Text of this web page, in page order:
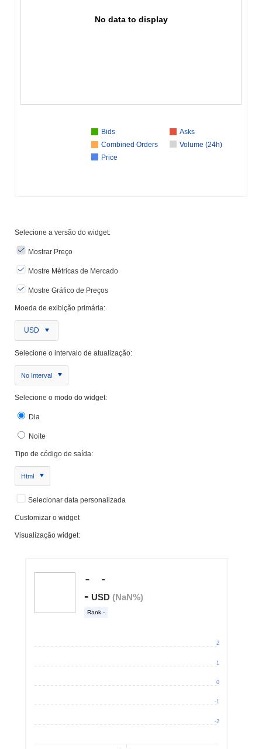
No data to display
Bids
Asks
Combined Orders
Volume (24h)
Price
Selecione a versão do widget:
Mostrar Preço
Mostre Métricas de Mercado
Mostre Gráfico de Preços
Moeda de exibição primária:
USD
Selecione o intervalo de atualização:
No Interval
Selecione o modo do widget:
Dia
Noite
Tipo de código de saída:
Html
Selecionar data personalizada
Customizar o widget
Visualização widget: